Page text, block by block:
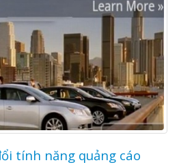
tính năng quảng cáo